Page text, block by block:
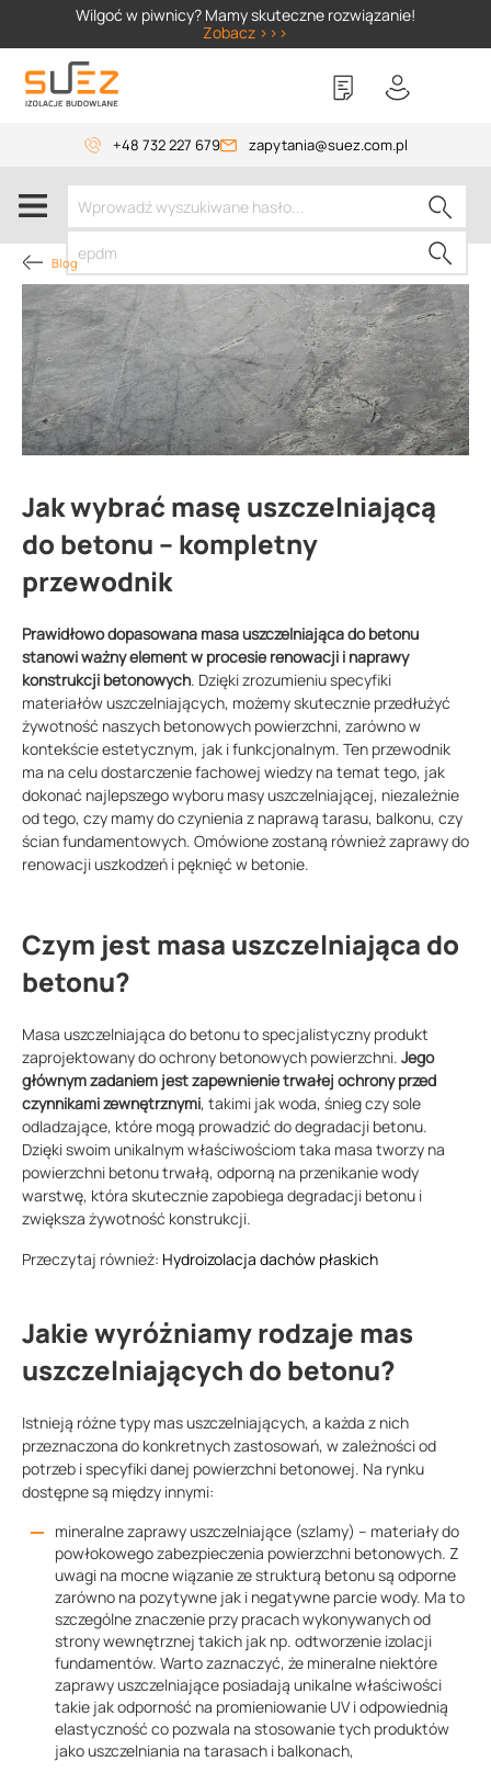
Wilgoć w piwnicy? Mamy skuteczne rozwiązanie!
Zobacz >>>
+48 732 227 679 zapytania@suez.com.pl
Blog
Jak wybrać masę uszczelniającą
do betonu – kompletny
przewodnik
Prawidłowo dopasowana masa uszczelniająca do betonu
stanowi ważny element w procesie renowacji i naprawy
konstrukcji betonowych. Dzięki zrozumieniu specyfiki
materiałów uszczelniających, możemy skutecznie przedłużyć
żywotność naszych betonowych powierzchni, zarówno w
kontekście estetycznym, jak i funkcjonalnym. Ten przewodnik
ma na celu dostarczenie fachowej wiedzy na temat tego, jak
dokonać najlepszego wyboru masy uszczelniającej, niezależnie
od tego, czy mamy do czynienia z naprawą tarasu, balkonu, czy
ścian fundamentowych. Omówione zostaną również zaprawy do
renowacji uszkodzeń i pęknięć w betonie.
Czym jest masa uszczelniająca do
betonu?
Masa uszczelniająca do betonu to specjalistyczny produkt
zaprojektowany do ochrony betonowych powierzchni. Jego
głównym zadaniem jest zapewnienie trwałej ochrony przed
czynnikami zewnętrznymi, takimi jak woda, śnieg czy sole
odladzające, które mogą prowadzić do degradacji betonu.
Dzięki swoim unikalnym właściwościom taka masa tworzy na
powierzchni betonu trwałą, odporną na przenikanie wody
warstwę, która skutecznie zapobiega degradacji betonu i
zwiększa żywotność konstrukcji.
Przeczytaj również: Hydroizolacja dachów płaskich
Jakie wyróżniamy rodzaje mas
uszczelniających do betonu?
Istnieją różne typy mas uszczelniających, a każda z nich
przeznaczona do konkretnych zastosowań, w zależności od
potrzeb i specyfiki danej powierzchni betonowej. Na rynku
dostępne są między innymi:
mineralne zaprawy uszczelniające (szlamy) – materiały do
powłokowego zabezpieczenia powierzchni betonowych. Z
uwagi na mocne wiązanie ze strukturą betonu są odporne
zarówno na pozytywne jak i negatywne parcie wody. Ma to
szczególne znaczenie przy pracach wykonywanych od
strony wewnętrznej takich jak np. odtworzenie izolacji
fundamentów. Warto zaznaczyć, że mineralne niektóre
zaprawy uszczelniające posiadają unikalne właściwości
takie jak odporność na promieniowanie UV i odpowiednią
elastyczność co pozwala na stosowanie tych produktów
jako uszczelniania na tarasach i balkonach,